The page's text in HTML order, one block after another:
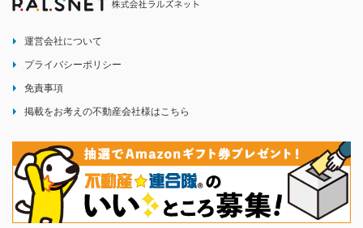
運営会社について
プライバシーポリシー
免責事項
掲載をお考えの不動産会社様はこちら